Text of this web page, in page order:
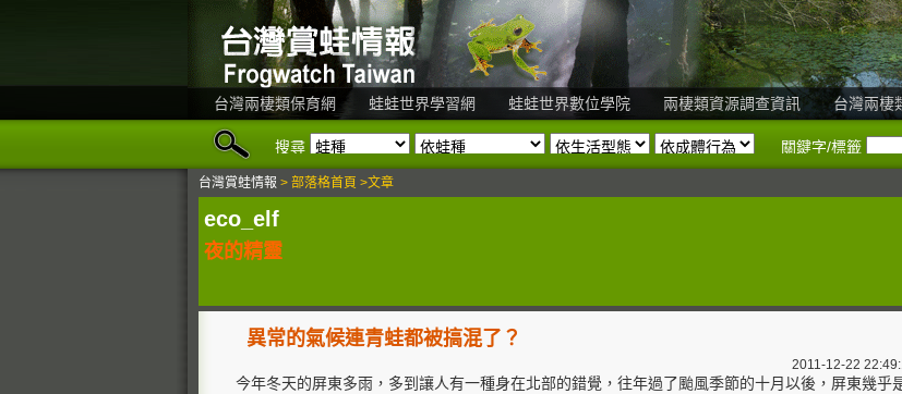
台灣兩棲類保育網 蛙蛙世界學習網 蛙蛙世界數位學院 兩棲類資源調查資訊 台灣兩棲
搜尋 關鍵字/標籤
台灣賞蛙情報 > 部落格首頁 >文章
eco_elf
夜的精靈
異常的氣候連青蛙都被搞混了？
2011-12-22
今年冬天的屏東多雨，多到讓人有一種身在北部的錯覺，往年過了颱風季節的十月以後，屏東幾乎